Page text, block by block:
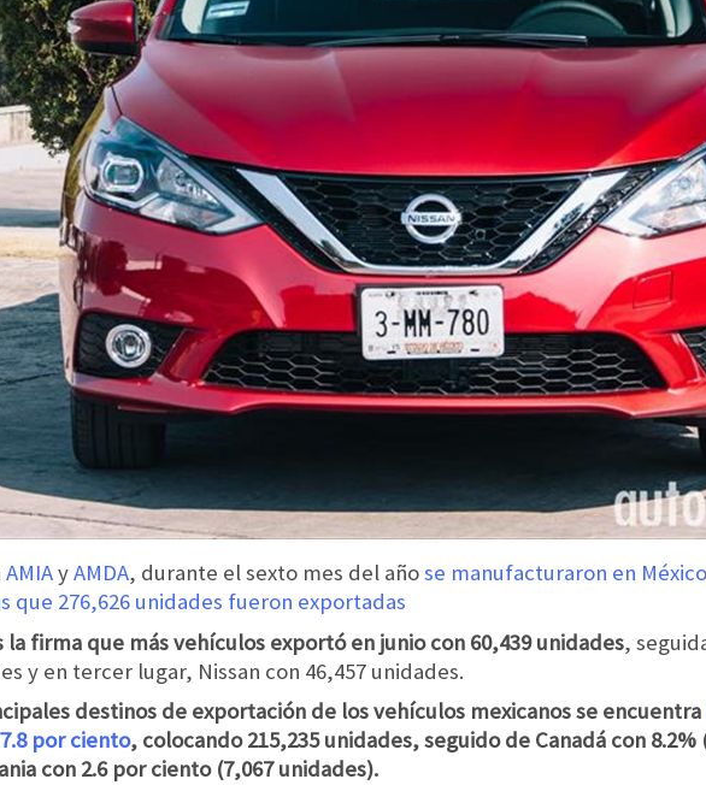
AMIAyAMDA, durante el sexto mes del añose manufacturaron en
que 276,626 unidades fueron exportadas
la firma que más vehículos exportó en junio con 60,439 unidades,
y en tercer lugar, Nissan con 46,457 unidades.
destinos de exportación de los vehículos mexicanos se encuentra
por ciento, colocando 215,235 unidades, seguido de Canadá con 8.2%
con 2.6 por ciento (7,067 unidades).